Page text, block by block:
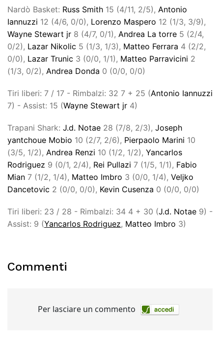
Nardò Basket: Russ Smith 15 (4/11, 2/5), Antonio
Iannuzzi 12 (4/6, 0/0), Lorenzo Maspero 12 (1/3, 3/9),
Wayne Stewart jr 8 (4/7, 0/1), Andrea La torre 5 (2/4,
0/2), Lazar Nikolic 5 (1/3, 1/3), Matteo Ferrara 4 (2/2,
0/0), Lazar Trunic 3 (0/0, 1/1), Matteo Parravicini 2
(1/3, 0/2), Andrea Donda 0 (0/0, 0/0)
Tiri liberi: 7 / 17 - Rimbalzi: 32 7 + 25 (Antonio Iannuzzi
7) - Assist: 15 (Wayne Stewart jr 4)
Trapani Shark: J.d. Notae 28 (7/8, 2/3), Joseph
yantchoue Mobio 10 (2/7, 2/6), Pierpaolo Marini 10
(3/5, 1/2), Andrea Renzi 10 (1/2, 1/2), Yancarlos
Rodriguez 9 (0/1, 2/4), Rei Pullazi 7 (1/5, 1/1), Fabio
Mian 7 (1/2, 1/4), Matteo Imbro 3 (0/0, 1/4), Veljko
Dancetovic 2 (0/0, 0/0), Kevin Cusenza 0 (0/0, 0/0)
Tiri liberi: 23 / 28 - Rimbalzi: 34 4 + 30 (J.d. Notae 9) -
Assist: 9 (Yancarlos Rodriguez, Matteo Imbro 3)
Commenti